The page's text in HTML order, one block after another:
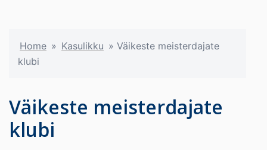
Home » Kasulikku » Väikeste meisterdajate
klubi
Väikeste meisterdajate
klubi